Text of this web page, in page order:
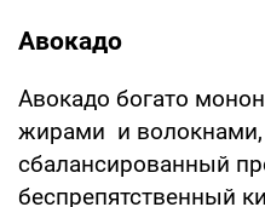
Авокадо
Авокадо богато
жирами и
сбалансированный
беспрепятственный